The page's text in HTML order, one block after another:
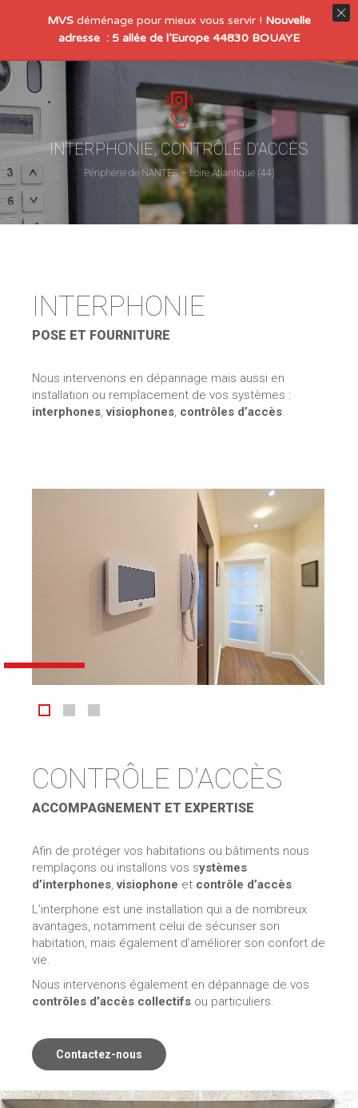
INTERPHONIE, CONTRÔLE D’ACCÈS
Périphérie de NANTES – Loire Atlantique (44)
INTERPHONIE
POSE ET FOURNITURE
Nous intervenons en dépannage mais aussi en
installation ou remplacement de vos systèmes :
interphones,visiophones, contrôles d’accès.
CONTRÔLE D’ACCÈS
ACCOMPAGNEMENT ET EXPERTISE
Afin de protéger vos habitations ou bâtiments nous
remplaçons ou installons vos systèmes
d’interphones,visiophone et contrôle d’accès.
L’interphone est une installation qui a de nombreux
avantages, notamment celui de sécuriser son
habitation, mais également d’améliorer son confort de
vie.
Nous intervenons également en dépannage de vos
contrôles d’accès collectifs ou particuliers.
Contactez-nous
MVS déménage pour mieux vous servir ! Nouvelle
adresse : 5 allée de l’Europe 44830 BOUAYE